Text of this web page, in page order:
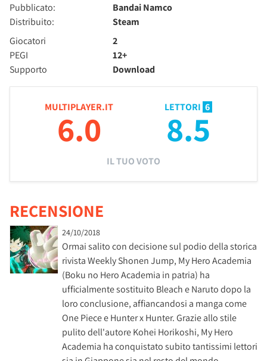
Pubblicato:
Bandai Namco
Distribuito:
Steam
Giocatori
2
PEGI
12+
Supporto
Download
MULTIPLAYER.IT
6.0
LETTORI 6
8.5
IL TUO VOTO
RECENSIONE
24/10/2018
Ormai salito con decisione sul podio della storica
rivista Weekly Shonen Jump, My Hero Academia
(Boku no Hero Academia in patria) ha
ufficialmente sostituito Bleach e Naruto dopo la
loro conclusione, affiancandosi a manga come
One Piece e Hunter x Hunter. Grazie allo stile
pulito dell'autore Kohei Horikoshi, My Hero
Academia ha conquistato subito tantissimi lettori